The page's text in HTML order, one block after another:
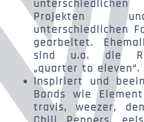
Projekten
unterschiedlichen
gearbeitet.
sind u.a. die
„quarter to eleven“.
Inspiriert und
Bands wie
travis, weezer,